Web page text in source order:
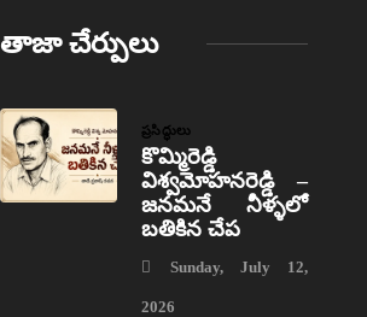
తాజా చేర్పులు
ప్రసిద్ధులు
కొమ్మిరెడ్డి
విశ్వమోహనరెడ్డి –
జనమనే నీళ్ళలో
బతికిన చేప
Sunday, July 12,
2026